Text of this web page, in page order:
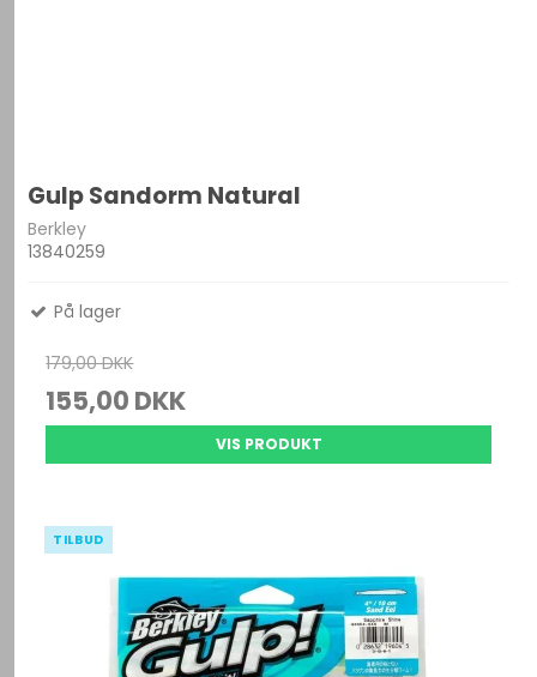
Gulp Sandorm Natural
Berkley
13840259
På lager
179,00 DKK
155,00 DKK
VIS PRODUKT
TILBUD